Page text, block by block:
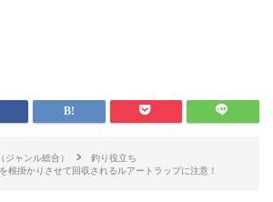
ジャンル総合）
釣り役立ち
根掛かりさせて回収されるルアートラップに注意！